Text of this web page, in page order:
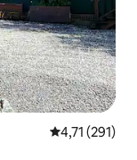
Note
4,71 (291)